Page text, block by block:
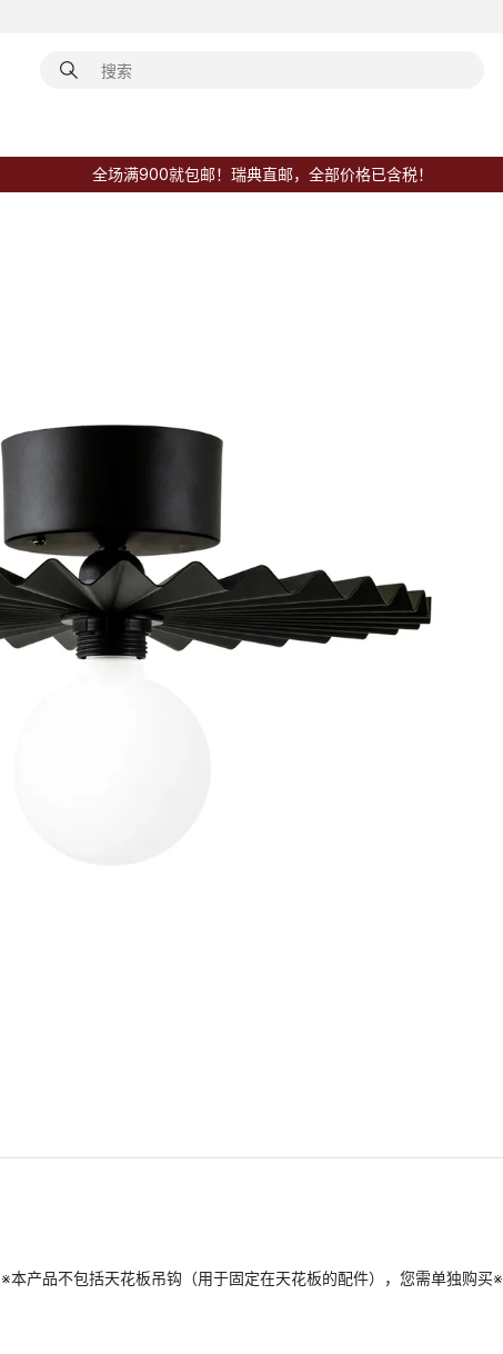
全场满900就包邮！瑞典直邮，全部价格已含税！
※本产品不包括天花板吊钩（用于固定在天花板的配件），您需单独购买※